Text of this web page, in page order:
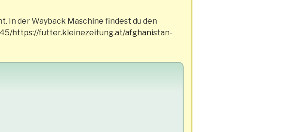
In der Wayback Maschine findest du den
https://futter.kleinezeitung.at/afghanistan-